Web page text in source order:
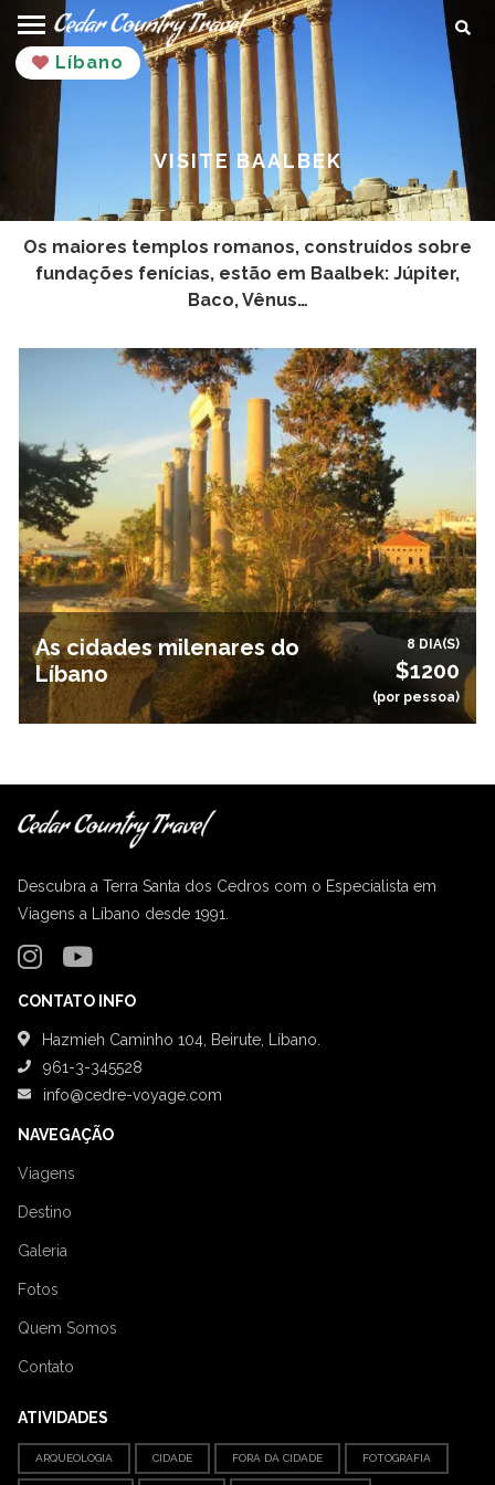
para
conteúdo
Líbano
VISITE BAALBEK
Os maiores templos romanos, construídos sobre
fundações fenícias, estão em Baalbek: Júpiter,
Baco, Vênus…
As cidades milenares do
Líbano
8 DIA(S)
$1200
(por pessoa)
Descubra a Terra Santa dos Cedros com o Especialista em
Viagens a Líbano desde 1991.
CONTATO INFO
Hazmieh Caminho 104, Beirute, Líbano.
961-3-345528
info@cedre-voyage.com
NAVEGAÇÃO
Viagens
Destino
Galeria
Fotos
Quem Somos
Contato
ATIVIDADES
ARQUEOLOGIA CIDADE FORA DA CIDADE FOTOGRAFIA